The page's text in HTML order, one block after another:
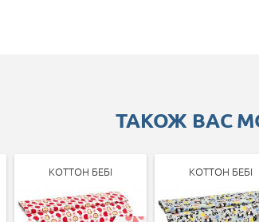
ТАКОЖ ВАС
КОТТОН БЕБІ КОТТОН БЕБІ